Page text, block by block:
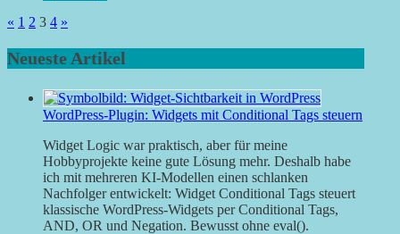
Seitennummerierung
der
Beiträge
« Vorherige
1 2 3 4 Nächste
»
Neueste Artikel
WordPress-Plugin: Widgets mit Conditional Tags steuern
Widget Logic war praktisch, aber für meine
Hobbyprojekte keine gute Lösung mehr. Deshalb habe
ich mit mehreren KI-Modellen einen schlanken
Nachfolger entwickelt: Widget Conditional Tags steuert
klassische WordPress-Widgets per Conditional Tags,
AND, OR und Negation. Bewusst ohne eval().